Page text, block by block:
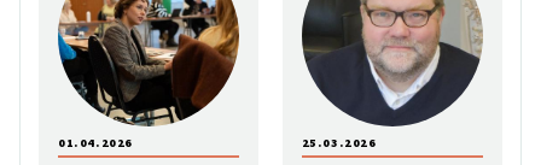
01.04.2026 25.03.2026